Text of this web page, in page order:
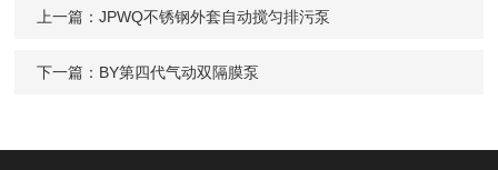
上一篇：JPWQ不锈钢外套自动搅匀排污泵
下一篇： BY第四代气动双隔膜泵